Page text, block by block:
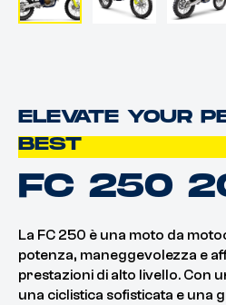
ELEVATE YOUR
BEST
FC 250
La FC 250 è una moto da
potenza, maneggevolezza e
prestazioni di alto livello. Con
una ciclistica sofisticata e una